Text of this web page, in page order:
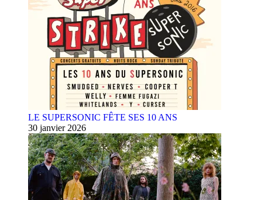
LE SUPERSONIC FÊTE SES 10 ANS
30 janvier 2026